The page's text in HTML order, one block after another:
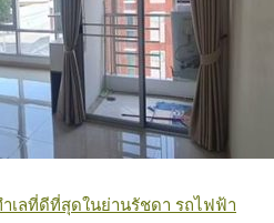
เลที่ดีที่สุดในย่านรัชดา รถไฟฟ้า